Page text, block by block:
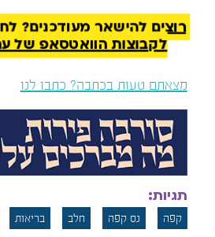
הגיע הזמן שתדעו
שככה צריך לאכול אותו
יותר
שאלה נוספת שמעסיקה חובבי
הוספת חלב משנה את הערך
מחקרים שונים שבחנו משקאות
חמצון מצאו כי לחלב עשויה
הספיגה של רכיבים מועילים
כאשר נבדקה השפעת החלב על
ממצאים שונים העלו כי כאשר
פוחתת כמות החומצות הכלורוגניות
בגוף. בנוסף, נרשמה ירידה בפעילות
בהשוואה לשתיית קפה ללא
רוצים להישאר מעודכנים?
לקבוצות הוואטסאפ של ערוץ
מצאתם טעות בכתבה? כתבו לנו
תגיות:
קפה נס קפה חלב בריאות